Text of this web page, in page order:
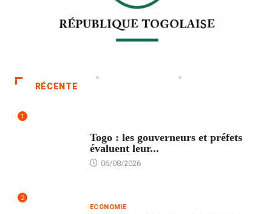
RÉCENTE
1
Togo : les gouverneurs et préfets
évaluent leur...
06/08/2026
2
ECONOMIE